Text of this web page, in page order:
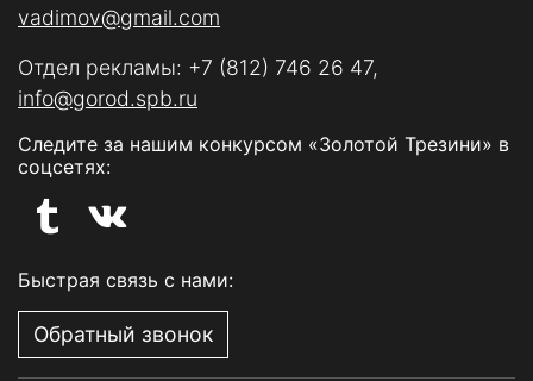
vadimov@gmail.com
Отдел рекламы: +7 (812) 746 26 47,
info@gorod.spb.ru
Следите за нашим конкурсом «Золотой Трезини» в
соцсетях:
Быстрая связь с нами:
Обратный звонок